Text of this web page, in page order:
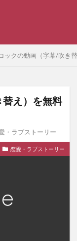
ックの動画（字幕/吹き
え）を無料
・ラブストーリー
恋愛・ラブストーリー